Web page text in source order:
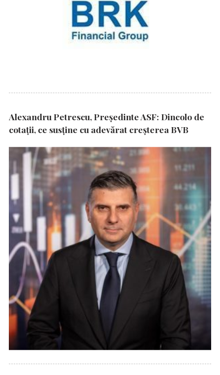
Alexandru Petrescu, Președinte ASF: Dincolo de
cotații, ce susține cu adevărat creșterea BVB